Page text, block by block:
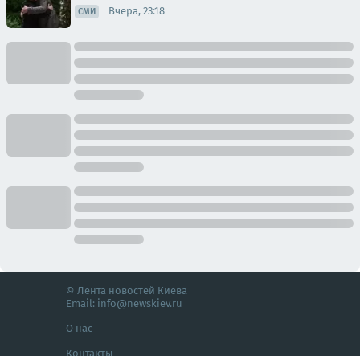
СМИ Вчера, 23:18
© Лента новостей Киева
Email: info@newskiev.ru
О нас
Контакты